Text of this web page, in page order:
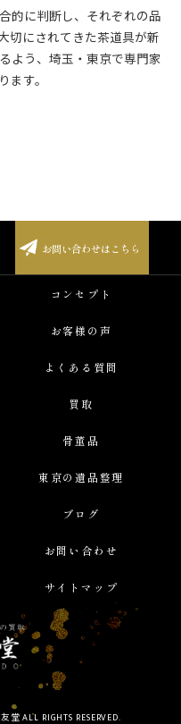
的に判断し、それぞれの品
切にされてきた茶道具が新
よう、埼玉・東京で専門家
す。
お問い合わせはこちら
コンセプト
お客様の声
よくある質問
買取
骨董品
東京の遺品整理
ブログ
お問い合わせ
サイトマップ
ALL RIGHTS RESERVED.